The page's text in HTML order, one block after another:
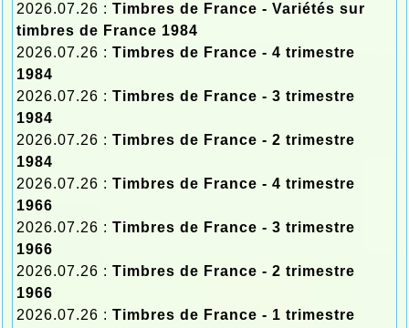
2026.07.26 : Timbres de France - Variétés sur
timbres de France 1984
2026.07.26 : Timbres de France - 4 trimestre
1984
2026.07.26 : Timbres de France - 3 trimestre
1984
2026.07.26 : Timbres de France - 2 trimestre
1984
2026.07.26 : Timbres de France - 4 trimestre
1966
2026.07.26 : Timbres de France - 3 trimestre
1966
2026.07.26 : Timbres de France - 2 trimestre
1966
2026.07.26 : Timbres de France - 1 trimestre